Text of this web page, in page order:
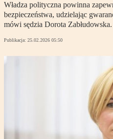
Władza polityczna powinna
bezpieczeństwa, udzielając
mówi sędzia Dorota Zabłudowska.
Publikacja: 25.02.2026 05:50